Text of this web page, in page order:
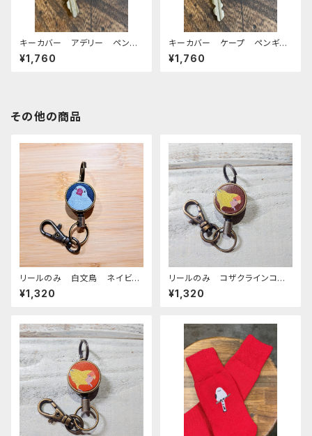
キーカバー アデリー ペンギ
ン CAMEL キャメル 栃木
レザー
¥1,760
キーカバー ケープ ペンギ
ン CAMEL キャメル 栃木
レザー
¥1,760
その他の商品
リールのみ 白文鳥 ネイビ
ー 文鳥 ブンチョウ ぶんちょ
う
¥1,320
リールのみ コザクラインコ
イエロー ブラウン こざくらい
んこ
¥1,320